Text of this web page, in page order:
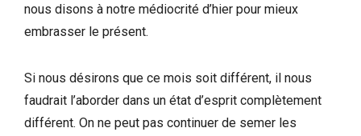
nous disons à notre médiocrité d’hier pour mieux
embrasser le présent.
Si nous désirons que ce mois soit différent, il nous
faudrait l’aborder dans un état d’esprit complètement
différent. On ne peut pas continuer de semer les